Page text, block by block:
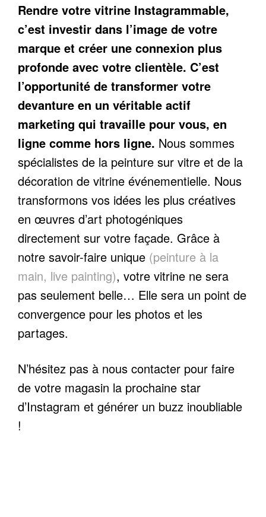
Rendre votre vitrine Instagrammable,
c’est investir dans l’image de votre
marque et créer une connexion plus
profonde avec votre clientèle. C’est
l’opportunité de transformer votre
devanture en un véritable actif
marketing qui travaille pour vous, en
ligne comme hors ligne. Nous sommes
spécialistes de la peinture sur vitre et de la
décoration de vitrine événementielle. Nous
transformons vos idées les plus créatives
en œuvres d’art photogéniques
directement sur votre façade. Grâce à
notre savoir-faire unique (peinture à la
main, live painting), votre vitrine ne sera
pas seulement belle… Elle sera un point de
convergence pour les photos et les
partages.
N’hésitez pas à nous contacter pour faire
de votre magasin la prochaine star
d’Instagram et générer un buzz inoubliable
!